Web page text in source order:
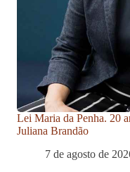
Lei Maria da Penha. 20
Juliana Brandão
7 de agosto de